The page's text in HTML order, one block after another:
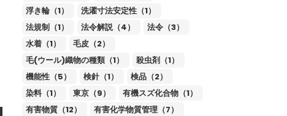
浮き輪（1）
洗濯寸法安定性（1）
法規制（1）
法令解説（4）
法令（3）
水着（1）
毛皮（2）
毛(ウール)織物の種類（1）
殺虫剤（1）
機能性（5）
検針（1）
検品（2）
染料（1）
東京（9）
有機スズ化合物（1）
有害物質（12）
有害化学物質管理（7）